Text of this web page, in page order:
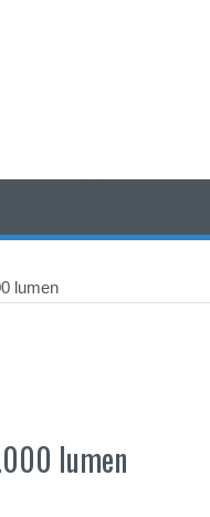
lumen
lumen